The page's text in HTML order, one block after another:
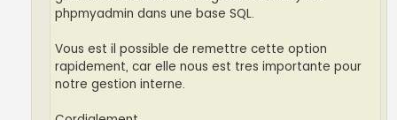
phpmyadmin dans une base SQL.
Vous est il possible de remettre cette option
rapidement, car elle nous est tres importante pour
notre gestion interne.